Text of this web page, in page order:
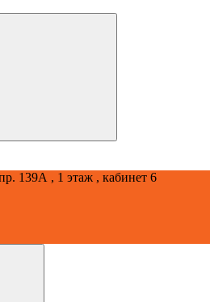
139А , 1 этаж , кабинет 6